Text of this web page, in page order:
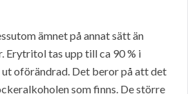
ämnet på annat sätt än
Erytritol tas upp till ca 90 % i
oförändrad. Det beror på att det
som finns. De större